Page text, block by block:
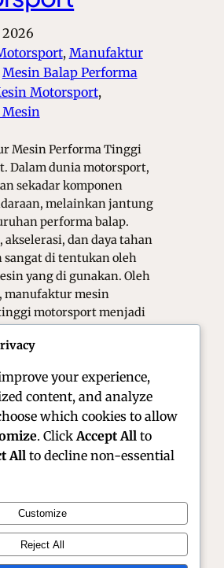
2026
, Manufaktur
Mesin Balap Performa
Motorsport ,
Mesin
Mesin Performa Tinggi
Dalam dunia motorsport,
sekadar komponen
melainkan jantung
performa balap.
akselerasi, dan daya tahan
sangat di tentukan oleh
yang di gunakan. Oleh
manufaktur mesin
motorsport menjadi
teknologi tinggi. Tidak
Montanari | Racer &
your experience,
content, and analyze
which cookies to allow
. Click Accept All to
All to decline non-essential
Customize
Reject All